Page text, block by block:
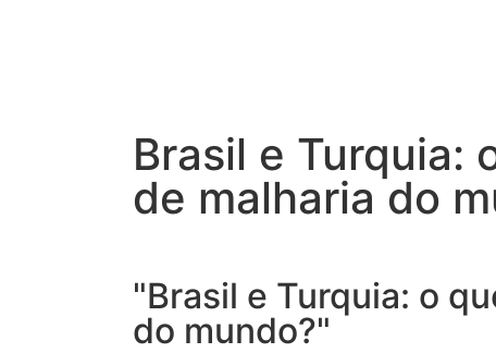
Brasil e Turquia:
de malharia do
"Brasil e Turquia: o
do mundo?"